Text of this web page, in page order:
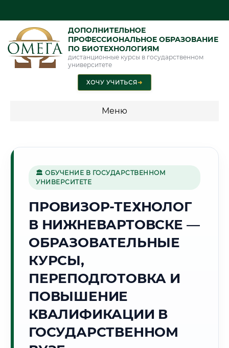
ДОПОЛНИТЕЛЬНОЕ
ПРОФЕССИОНАЛЬНОЕ ОБРАЗОВАНИЕ
ПО БИОТЕХНОЛОГИЯМ
дистанционные курсы в государственном
университете
ХОЧУ УЧИТЬСЯ➜
Меню
🛢️
Г. НИЖНЕВАРТОВСК
00:32:57
2026 г.
Погода в г. Нижневартовск:
🌅 Восход:03:52 🌇 Закат:
🏛 ОБУЧЕНИЕ В ГОСУДАРСТВЕННОМ
УНИВЕРСИТЕТЕ
ПРОВИЗОР-ТЕХНОЛОГ
В НИЖНЕВАРТОВСКЕ —
ОБРАЗОВАТЕЛЬНЫЕ
КУРСЫ,
ПЕРЕПОДГОТОВКА И
ПОВЫШЕНИЕ
КВАЛИФИКАЦИИ В
ГОСУДАРСТВЕННОМ